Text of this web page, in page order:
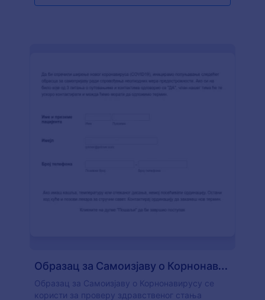
Образац за Самоизјаву о Корнонавирусу
Образац за Самоизјаву о Корнонавирусу се
користи за проверу здравственог стања